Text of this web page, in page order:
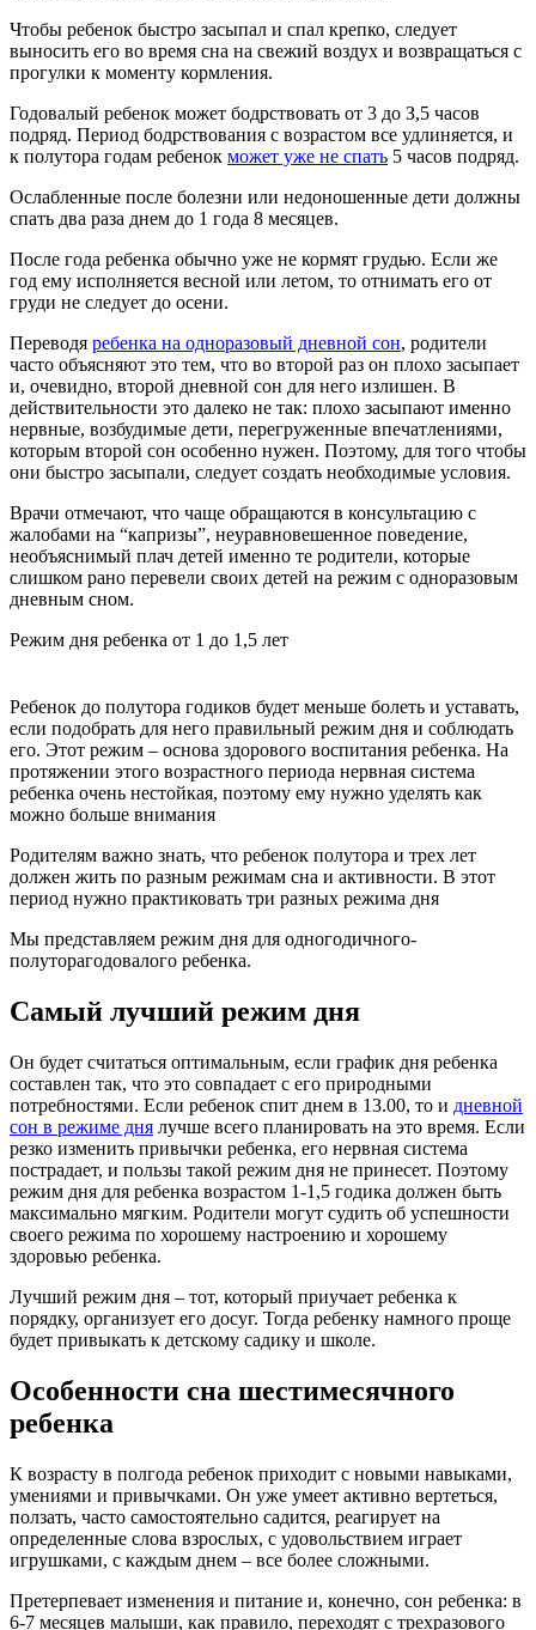
Чтобы ребенок быстро засыпал и спал крепко, следует
выносить его во время сна на свежий воздух и возвращаться с
прогулки к моменту кормления.
Годовалый ребенок может бодрствовать от 3 до З,5 часов
подряд. Период бодрствования с возрастом все удлиняется, и
к полутора годам ребенок может уже не спать 5 часов подряд.
Ослабленные после болезни или недоношенные дети должны
спать два раза днем до 1 года 8 месяцев.
После года ребенка обычно уже не кормят грудью. Если же
год ему исполняется весной или летом, то отнимать его от
груди не следует до осени.
Переводя ребенка на одноразовый дневной сон, родители
часто объясняют это тем, что во второй раз он плохо засыпает
и, очевидно, второй дневной сон для него излишен. В
действительности это далеко не так: плохо засыпают именно
нервные, возбудимые дети, перегруженные впечатлениями,
которым второй сон особенно нужен. Поэтому, для того чтобы
они быстро засыпали, следует создать необходимые условия.
Врачи отмечают, что чаще обращаются в консультацию с
жалобами на “капризы”, неуравновешенное поведение,
необъяснимый плач детей именно те родители, которые
слишком рано перевели своих детей на режим с одноразовым
дневным сном.
Режим дня ребенка от 1 до 1,5 лет
Ребенок до полутора годиков будет меньше болеть и уставать,
если подобрать для него правильный режим дня и соблюдать
его. Этот режим – основа здорового воспитания ребенка. На
протяжении этого возрастного периода нервная система
ребенка очень нестойкая, поэтому ему нужно уделять как
можно больше внимания
Родителям важно знать, что ребенок полутора и трех лет
должен жить по разным режимам сна и активности. В этот
период нужно практиковать три разных режима дня
Мы представляем режим дня для одногодичного-
полуторагодовалого ребенка.
Самый лучший режим дня
Он будет считаться оптимальным, если график дня ребенка
составлен так, что это совпадает с его природными
потребностями. Если ребенок спит днем в 13.00, то и дневной
сон в режиме дня лучше всего планировать на это время. Если
резко изменить привычки ребенка, его нервная система
пострадает, и пользы такой режим дня не принесет. Поэтому
режим дня для ребенка возрастом 1-1,5 годика должен быть
максимально мягким. Родители могут судить об успешности
своего режима по хорошему настроению и хорошему
здоровью ребенка.
Лучший режим дня – тот, который приучает ребенка к
порядку, организует его досуг. Тогда ребенку намного проще
будет привыкать к детскому садику и школе.
Особенности сна шестимесячного
ребенка
К возрасту в полгода ребенок приходит с новыми навыками,
умениями и привычками. Он уже умеет активно вертеться,
ползать, часто самостоятельно садится, реагирует на
определенные слова взрослых, с удовольствием играет
игрушками, с каждым днем – все более сложными.
Претерпевает изменения и питание и, конечно, сон ребенка: в
6-7 месяцев малыши, как правило, переходят с трехразового